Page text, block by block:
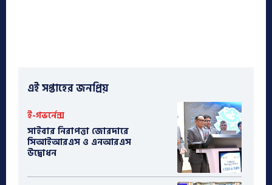
এই সপ্তাহের জনপ্রিয়
ই-গভর্নেন্স
সাইবার নিরাপত্তা জোরদারে
সিআইআরএস ও এনআরএস
উদ্বোধন